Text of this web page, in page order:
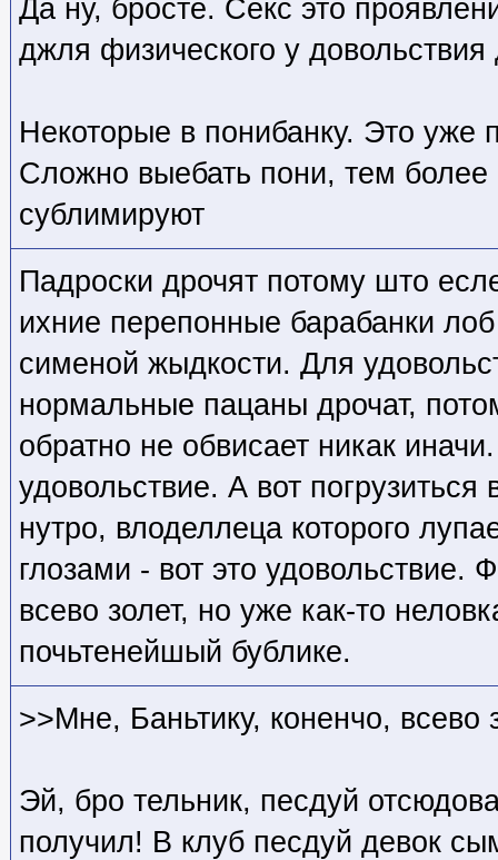
Да ну, бросте. Секс это
джля физического у довольствия
Некоторые в понибанку. Это уже
Сложно выебать пони, тем более
сублимируют
Падроски дрочят потому што
ихние перепонные барабанки
сименой жыдкости. Для
нормальные пацаны дрочат,
обратно не обвисает никак
удовольствие. А вот
нутро, влоделлеца которого
глозами - вот это удовольствие.
всево золет, но уже как-то
почьтенейшый бублике.
>>Мне, Баньтику, коненчо, всево
Эй, бро тельник, песдуй
получил! В клуб песдуй девок